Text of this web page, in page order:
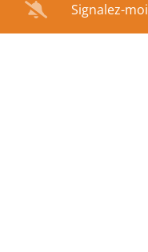
Signalez-